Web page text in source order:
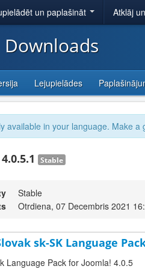
un paplašināt Atklāj
Downloads
Lejupielādes
available in your language. Make
Stable
Stable
Otrdiena, 07 Decembris 2021
sk-SK Language
Language Pack for Joomla! 4.0.5